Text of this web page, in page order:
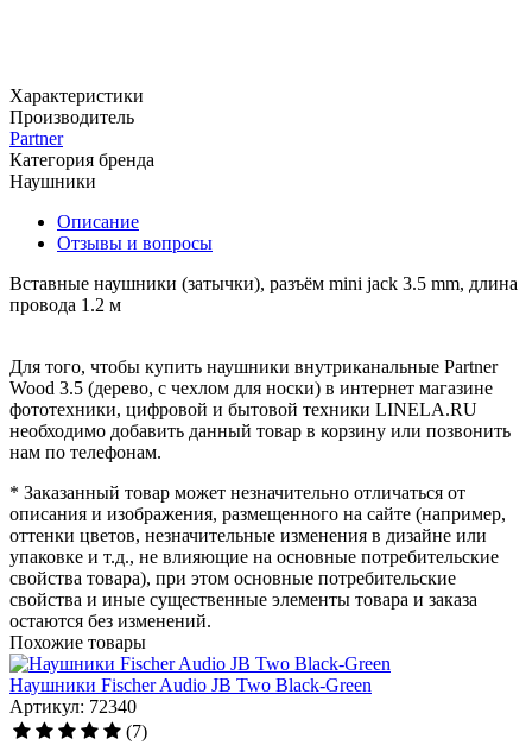
Характеристики
Производитель
Partner
Категория бренда
Наушники
Описание
Отзывы и вопросы
Вставные наушники (затычки), разъём mini jack 3.5 mm, длина
провода 1.2 м
Для того, чтобы купить наушники внутриканальные Partner
Wood 3.5 (дерево, с чехлом для носки) в интернет магазине
фототехники, цифровой и бытовой техники LINELA.RU
необходимо добавить данный товар в корзину или позвонить
нам по телефонам.
* Заказанный товар может незначительно отличаться от
описания и изображения, размещенного на сайте (например,
оттенки цветов, незначительные изменения в дизайне или
упаковке и т.д., не влияющие на основные потребительские
свойства товара), при этом основные потребительские
свойства и иные существенные элементы товара и заказа
остаются без изменений.
Похожие товары
Наушники Fischer Audio JB Two Black-Green
Артикул: 72340
(7)